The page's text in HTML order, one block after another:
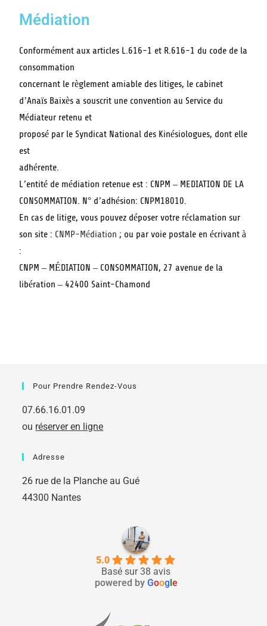
Médiation
Conformément aux articles L.616-1 et R.616-1 du code de la
consommation
concernant le règlement amiable des litiges, le cabinet
d’Anaïs Baixès a souscrit une convention au Service du
Médiateur retenu et
proposé par le Syndicat National des Kinésiologues, dont elle
est
adhérente.
L’entité de médiation retenue est : CNPM – MEDIATION DE LA
CONSOMMATION. N° d’adhésion: CNPM18010.
En cas de litige, vous pouvez déposer votre réclamation sur
son site :CNMP-Médiation; ou par voie postale en écrivant à
:
CNPM – MÉDIATION – CONSOMMATION, 27 avenue de la
libération – 42400 Saint-Chamond
Pour Prendre Rendez-Vous
07.66.16.01.09
ou réserver en ligne
Adresse
26 rue de la Planche au Gué
44300 Nantes
5.0
Basé sur 38 avis
powered by Google